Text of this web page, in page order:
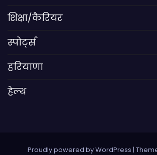
शिक्षा/कैरियर
स्पोर्ट्स
हरियाणा
हेल्थ
Proudly powered by WordPress |